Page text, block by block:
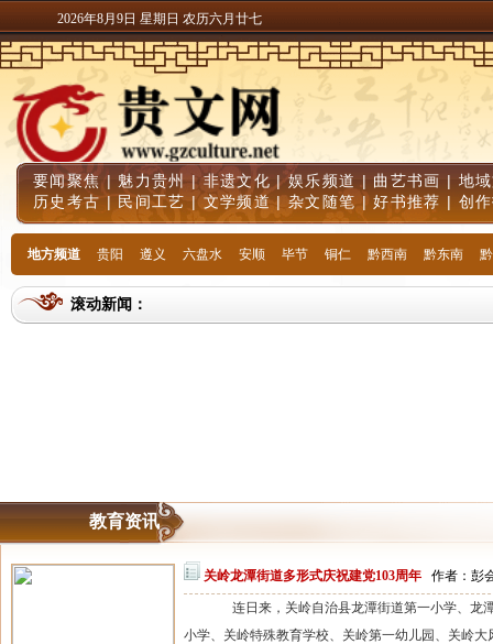
2026年8月9日 星期日 农历六月廿七
要闻聚焦| 魅力贵州|非遗文化 |娱乐频道 | 曲艺书画 | 地
历史考古 | 民间工艺 |文学频道|杂文随笔 |好书推荐 | 创
地方频道 贵阳 遵义 六盘水 安顺 毕节 铜仁 黔西南 黔东南
滚动新闻：
教育资讯
关岭龙潭街道多形式庆祝建党103周年 作者：彭
连日来，关岭自治县龙潭街道第一小学、龙
小学、关岭特殊教育学校、关岭第一幼儿园、关岭